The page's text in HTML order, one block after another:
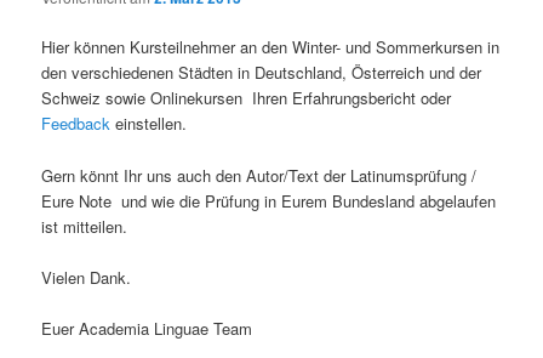
Hier können Kursteilnehmer an den Winter- und Sommerkursen in
den verschiedenen Städten in Deutschland, Österreich und der
Schweiz sowie Onlinekursen Ihren Erfahrungsbericht oder
Feedbackeinstellen.
Gern könnt Ihr uns auch den Autor/Text der Latinumsprüfung /
Eure Note und wie die Prüfung in Eurem Bundesland abgelaufen
ist mitteilen.
Vielen Dank.
Euer Academia Linguae Team